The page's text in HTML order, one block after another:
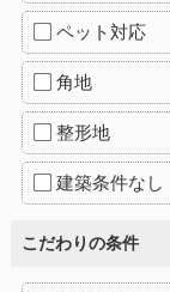
ペット対応
角地
整形地
建築条件なし
こだわりの条件